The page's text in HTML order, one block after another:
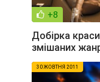
+8
Добірка
змішаних
(2011)
30 ЖОВТНЯ 2011